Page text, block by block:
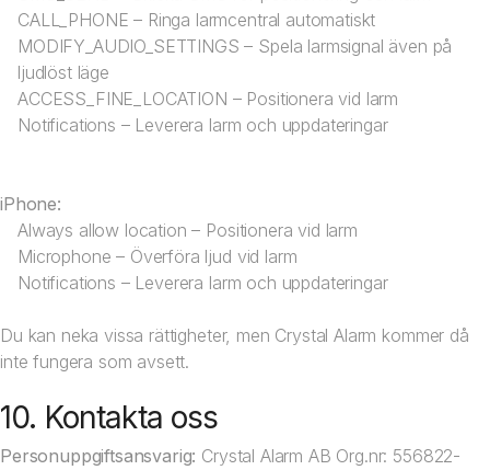
CALL_PHONE – Ringa larmcentral automatiskt
MODIFY_AUDIO_SETTINGS – Spela larmsignal även på
ljudlöst läge
ACCESS_FINE_LOCATION – Positionera vid larm
Notifications – Leverera larm och uppdateringar
iPhone:
Always allow location – Positionera vid larm
Microphone – Överföra ljud vid larm
Notifications – Leverera larm och uppdateringar
Du kan neka vissa rättigheter, men Crystal Alarm kommer då
inte fungera som avsett.
10. Kontakta oss
Personuppgiftsansvarig: Crystal Alarm AB Org.nr: 556822-